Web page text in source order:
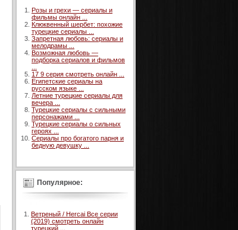
Розы и грехи — сериалы и
фильмы онлайн ...
Клюквенный шербет: похожие
турецкие сериалы ...
Запретная любовь: сериалы и
мелодрамы ...
Возможная любовь —
подборка сериалов и фильмов
17 9 серия смотреть онлайн ...
Египетские сериалы на
русском языке ...
Летние турецкие сериалы для
вечера ...
Турецкие сериалы с сильными
персонажами ...
Турецкие сериалы о сильных
героях ...
Сериалы про богатого парня и
бедную девушку ...
Популярное:
Ветреный / Hercai Все серии
(2019) смотреть онлайн
турецкий ...